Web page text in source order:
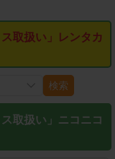
取扱い」レンタカ
検索
取扱い」ニコニコ